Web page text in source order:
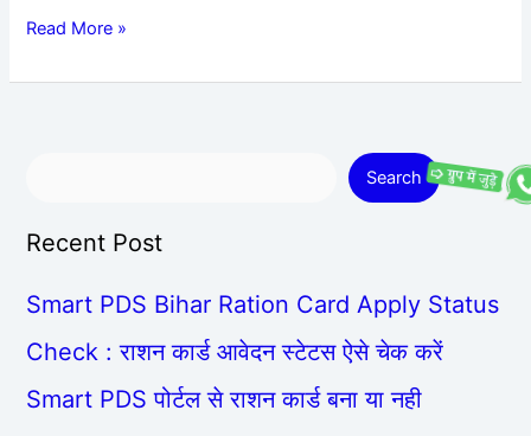
Read More »
Search
Recent Post
Smart PDS Bihar Ration Card Apply Status
Check : राशन कार्ड आवेदन स्टेटस ऐसे चेक करें
Smart PDS पोर्टल से राशन कार्ड बना या नही